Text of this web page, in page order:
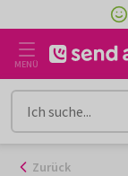
Inhalt
gehen
MENÜ
Zurück